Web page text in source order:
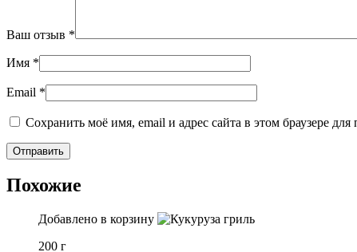
Ваш отзыв *
Имя *
Email *
Сохранить моё имя, email и адрес сайта в этом браузере
Похожие
Добавлено в корзину
200 г